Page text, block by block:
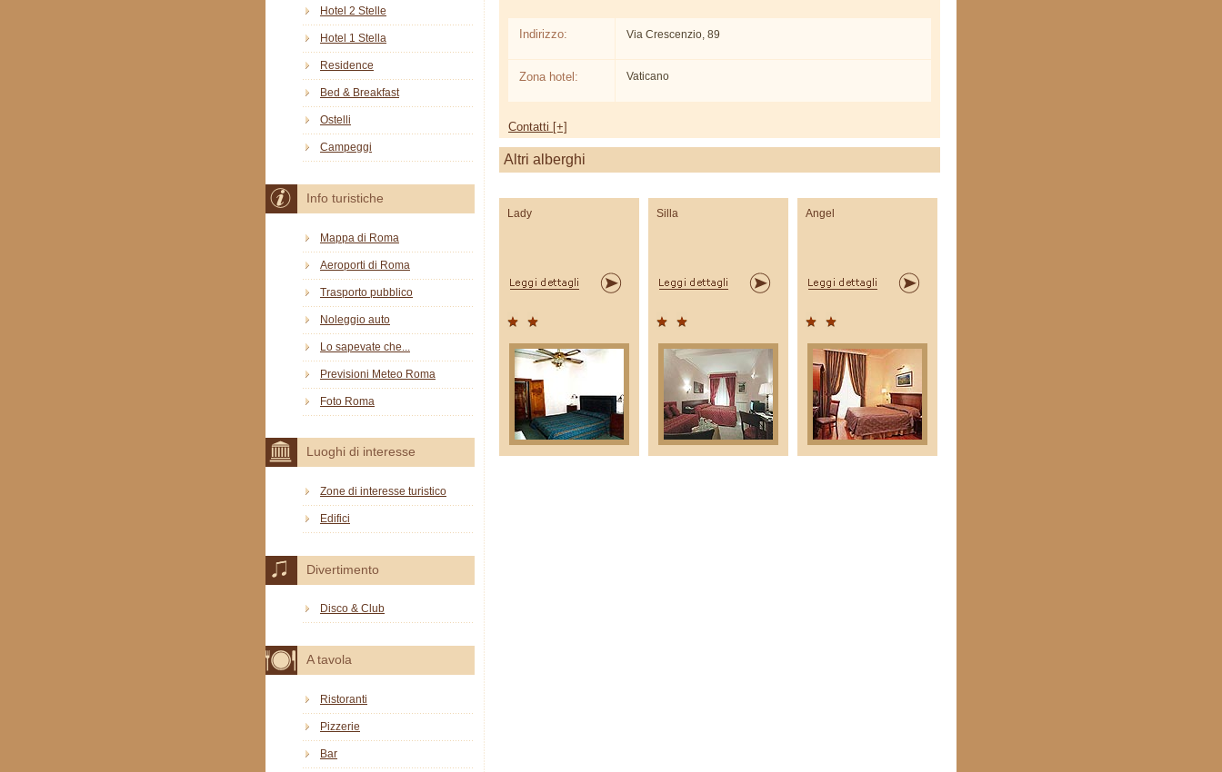
Indirizzo: Via Crescenzio, 89
Zona hotel: Vaticano
Contatti [+]
Altri alberghi
Lady Silla Angel
Hotel 2 Stelle
Hotel 1 Stella
Residence
Bed & Breakfast
Ostelli
Campeggi
Info turistiche
Mappa di Roma
Aeroporti di Roma
Trasporto pubblico
Noleggio auto
Lo sapevate che...
Previsioni Meteo Roma
Foto Roma
Luoghi di interesse
Zone di interesse turistico
Edifici
Divertimento
Disco & Club
A tavola
Ristoranti
Pizzerie
Bar